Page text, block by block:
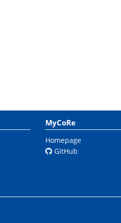
MyCoRe
Homepage
GitHub